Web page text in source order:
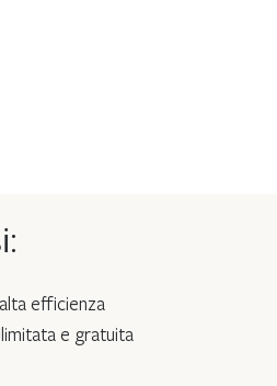
efficienza
e gratuita